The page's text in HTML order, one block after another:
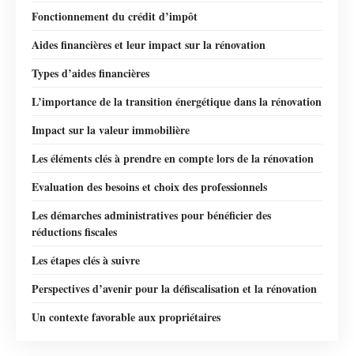
Fonctionnement du crédit d’impôt
Aides financières et leur impact sur la rénovation
Types d’aides financières
L’importance de la transition énergétique dans la rénovation
Impact sur la valeur immobilière
Les éléments clés à prendre en compte lors de la rénovation
Evaluation des besoins et choix des professionnels
Les démarches administratives pour bénéficier des
réductions fiscales
Les étapes clés à suivre
Perspectives d’avenir pour la défiscalisation et la rénovation
Un contexte favorable aux propriétaires